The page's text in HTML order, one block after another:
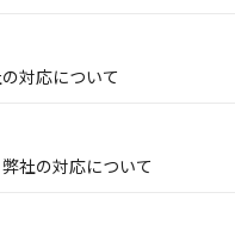
対応について
社の対応について